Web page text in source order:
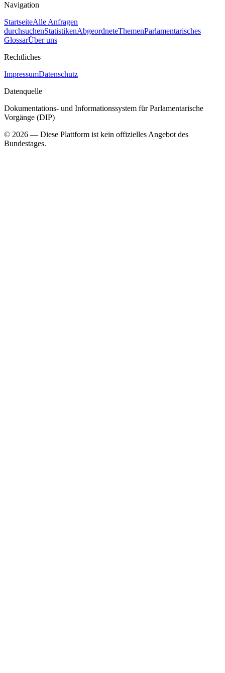
Navigation
StartseiteAlle Anfragen
durchsuchenStatistikenAbgeordneteThemenParlamentarisches
GlossarÜber uns
Rechtliches
ImpressumDatenschutz
Datenquelle
Dokumentations- und Informationssystem für Parlamentarische
Vorgänge (DIP)
© 2026 — Diese Plattform ist kein offizielles Angebot des
Bundestages.